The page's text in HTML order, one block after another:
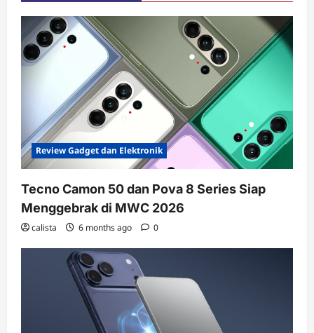
Review Gadget dan Elektronik
Tecno Camon 50 dan Pova 8 Series Siap
Menggebrak di MWC 2026
calista 6 months ago 0